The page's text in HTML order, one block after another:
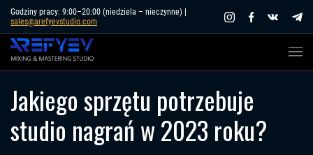
Skip
content
Godziny pracy: 9:00–20:00 (niedziela – nieczynne) |
sales@arefyevstudio.com
Jakiego sprzętu potrzebuje
studio nagrań w 2023 roku?